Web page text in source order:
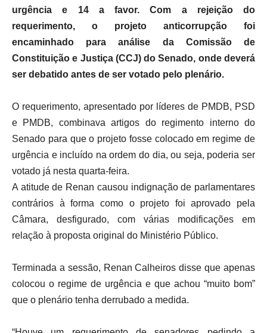
urgência e 14 a favor. Com a rejeição do
requerimento, o projeto anticorrupção foi
encaminhado para análise da Comissão de
Constituição e Justiça (CCJ) do Senado, onde deverá
ser debatido antes de ser votado pelo plenário.
O requerimento, apresentado por líderes de PMDB, PSD
e PMDB, combinava artigos do regimento interno do
Senado para que o projeto fosse colocado em regime de
urgência e incluído na ordem do dia, ou seja, poderia ser
votado já nesta quarta-feira.
A atitude de Renan causou indignação de parlamentares
contrários à forma como o projeto foi aprovado pela
Câmara, desfigurado, com várias modificações em
relação à proposta original do Ministério Público.
Terminada a sessão, Renan Calheiros disse que apenas
colocou o regime de urgência e que achou “muito bom”
que o plenário tenha derrubado a medida.